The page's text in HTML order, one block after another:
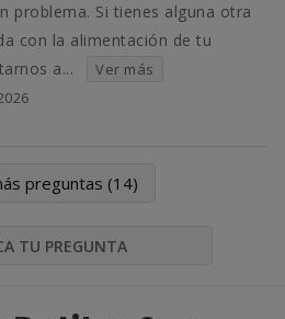
problema. Si tienes alguna otra
con la alimentación de tu
a...
Ver más
preguntas (14)
TU PREGUNTA